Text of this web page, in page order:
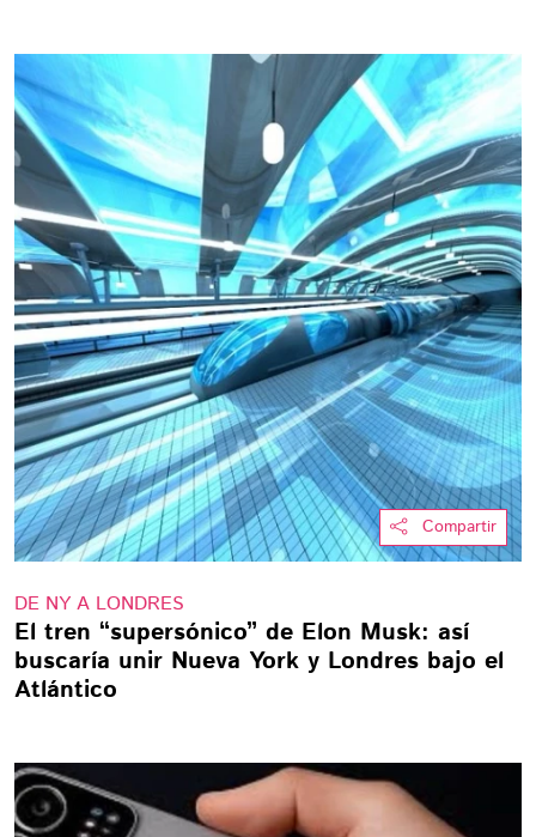
Compartir
DE NY A LONDRES
El tren “supersónico” de Elon Musk: así
buscaría unir Nueva York y Londres bajo el
Atlántico